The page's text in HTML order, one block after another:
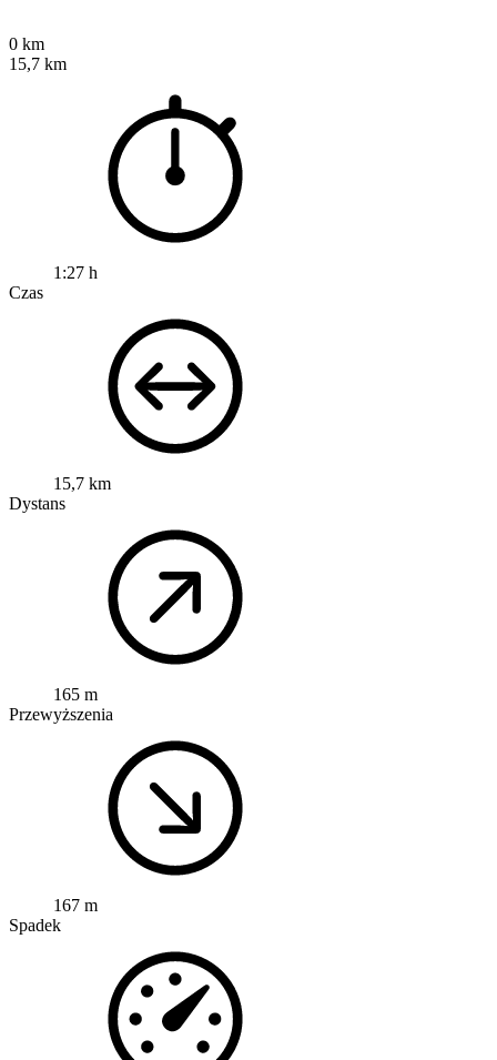
0 km
15,7 km
1:27 h
Czas
15,7 km
Dystans
165 m
Przewyższenia
167 m
Spadek